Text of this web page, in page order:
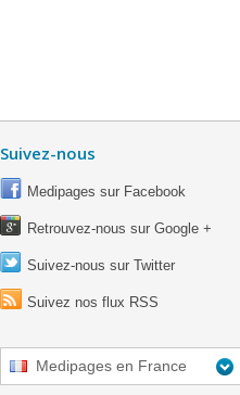
Suivez-nous
Medipages sur Facebook
Retrouvez-nous sur Google +
Suivez-nous sur Twitter
Suivez nos flux RSS
Medipages en France